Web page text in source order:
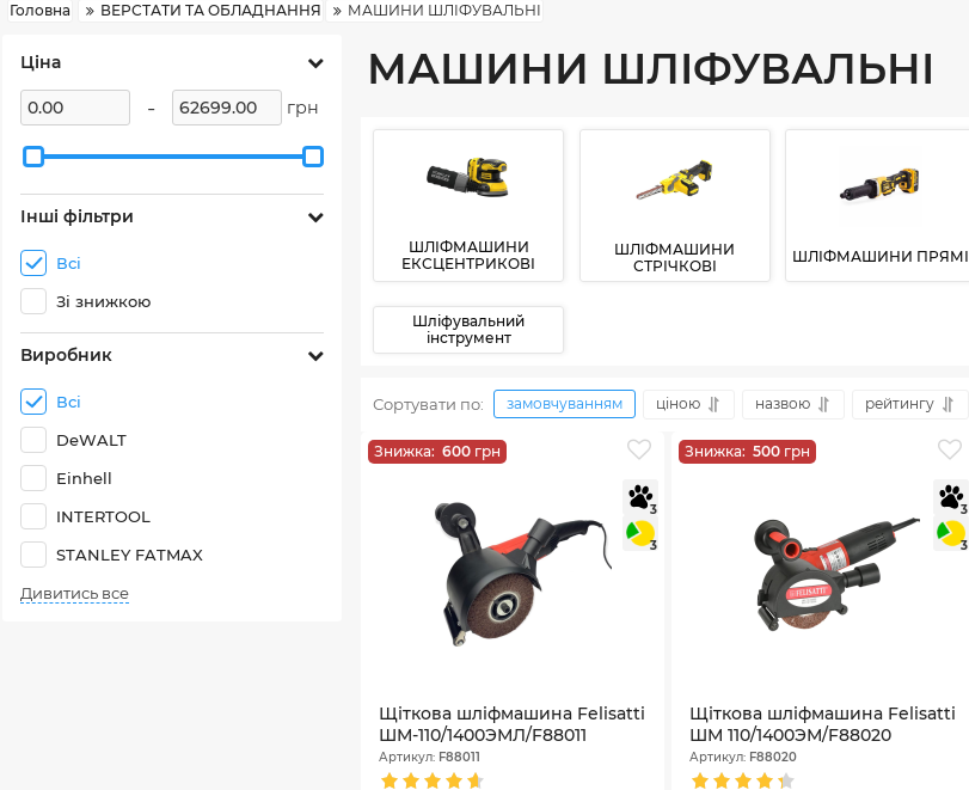
Головна ВЕРСТАТИ ТА ОБЛАДНАННЯ МАШИНИ ШЛІФУВАЛЬНІ
Ціна
- грн
Інші фільтри
Всі
Зі знижкою
Виробник
Всі
DeWALT
Einhell
INTERTOOL
STANLEY FATMAX
Дивитись все
МАШИНИ ШЛІФУВАЛЬНІ
ШЛІФМАШИНИ
ЕКСЦЕНТРИКОВІ
ШЛІФМАШИНИ
СТРІЧКОВІ
ШЛІФМАШИНИ ПРЯМІ
Шліфувальний
інструмент
Сортувати по: замовчуванням ціною назвою рейтингу
Знижка: 600 грн
3
3
Щіткова шліфмашина Felisatti
ШМ-110/1400ЭМЛ/F88011
Артикул: F88011
Знижка:500 грн
3
3
Щіткова шліфмашина Felisatti
ШМ 110/1400ЭМ/F88020
Артикул: F88020